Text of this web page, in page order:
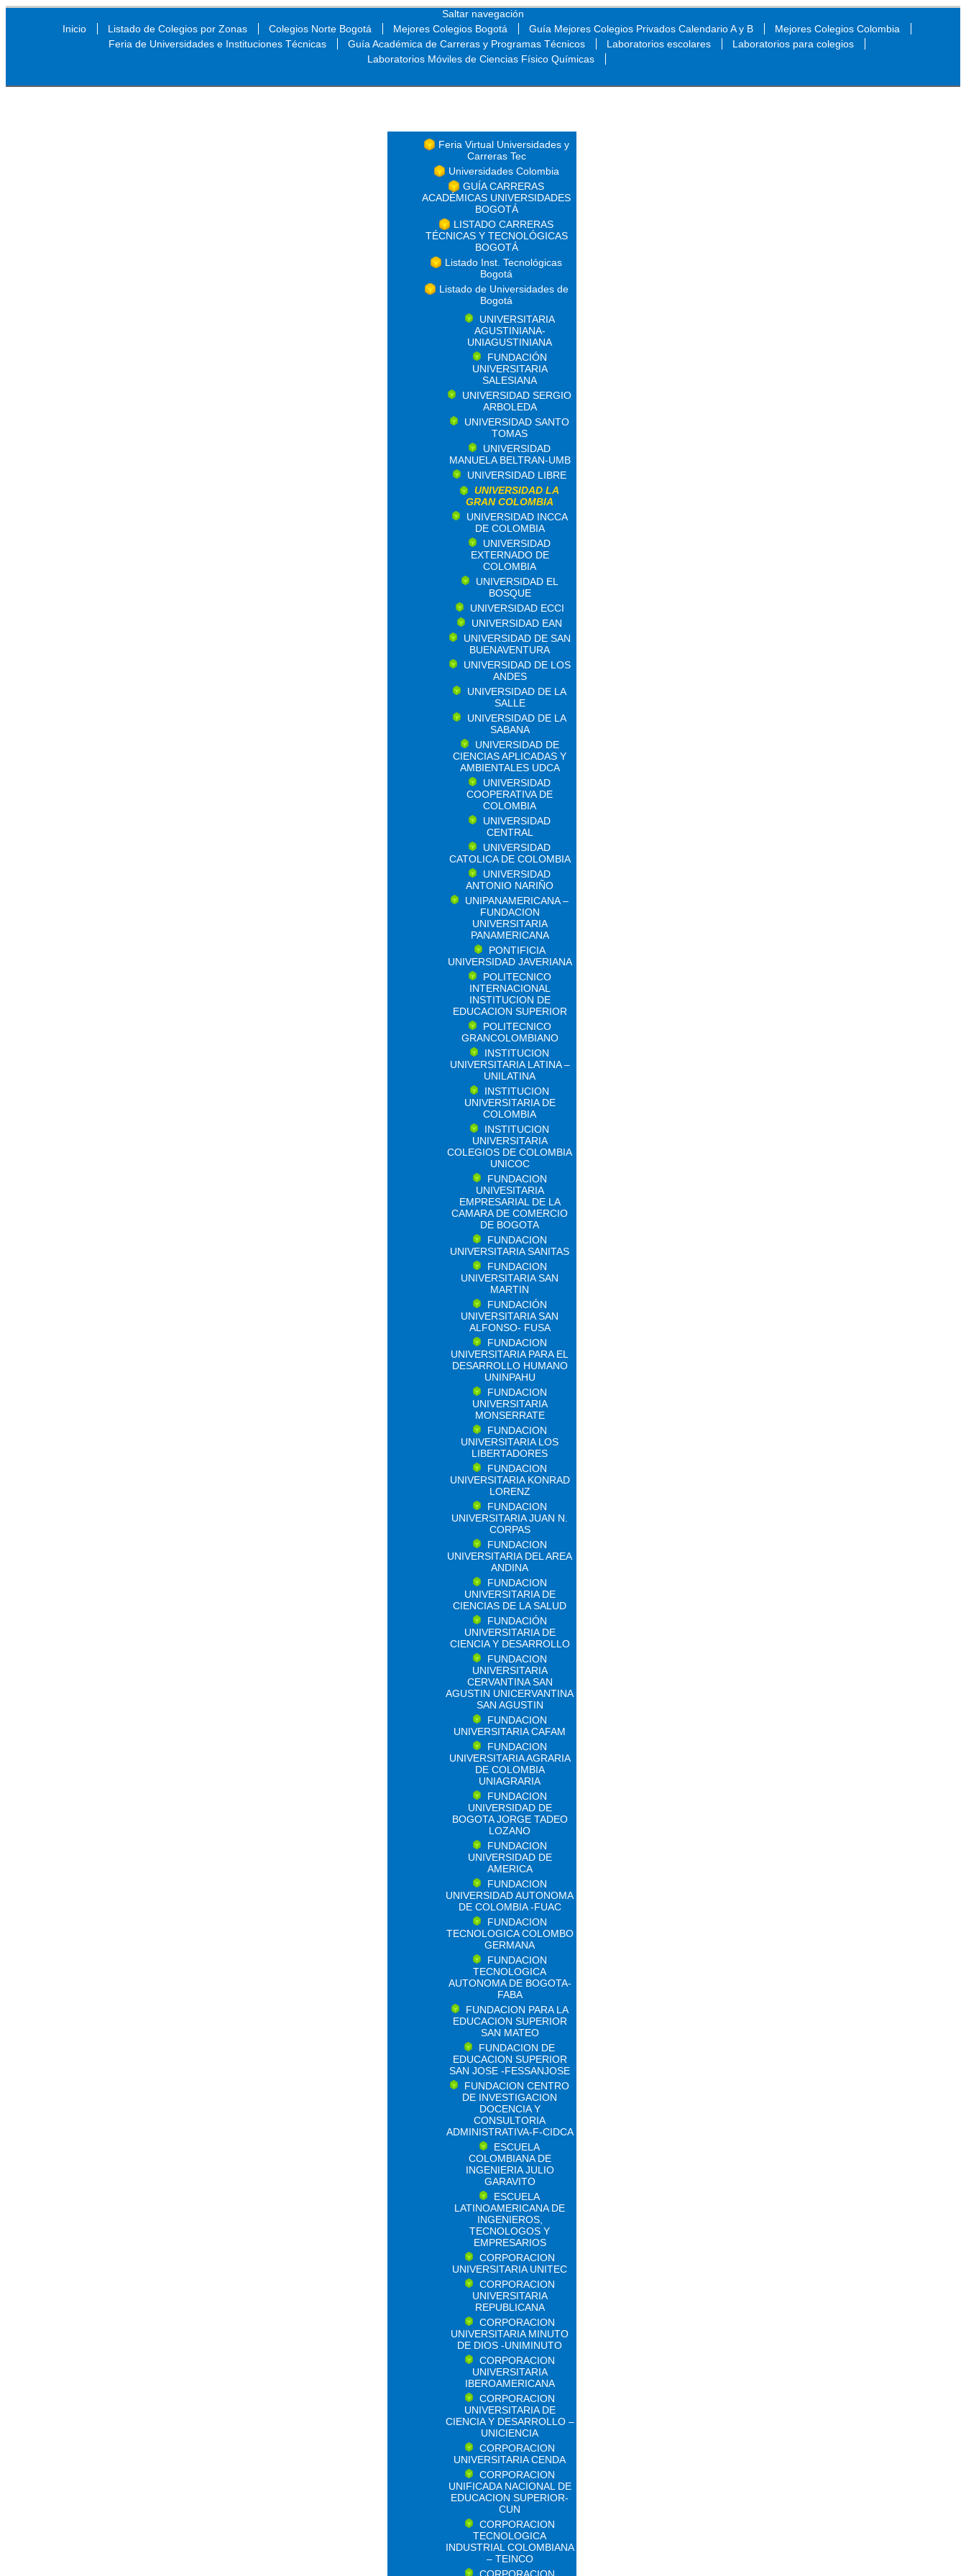
Saltar navegación
Inicio
Listado de Colegios por Zonas Colegios Norte Bogotá Mejores Colegios Bogotá Guía Mejores Colegios Privados Calendario A y B
Mejores Colegios Colombia
Feria de Universidades e Instituciones Técnicas
Guía Académica de Carreras y Programas Técnicos Laboratorios escolares
Laboratorios para colegios
Laboratorios Móviles de Ciencias Físico Químicas
Feria Virtual Universidades y
Carreras Tec
Universidades Colombia
GUÍA CARRERAS
ACADÉMICAS UNIVERSIDADES
BOGOTÁ
LISTADO CARRERAS
TÉCNICAS Y TECNOLÓGICAS
BOGOTÁ
Listado Inst. Tecnológicas
Bogotá
Listado de Universidades de
Bogotá
UNIVERSITARIA
AGUSTINIANA-
UNIAGUSTINIANA
FUNDACIÓN
UNIVERSITARIA
SALESIANA
UNIVERSIDAD SERGIO
ARBOLEDA
UNIVERSIDAD SANTO
TOMAS
UNIVERSIDAD
MANUELA BELTRAN-UMB
UNIVERSIDAD LIBRE
UNIVERSIDAD LA
GRAN COLOMBIA
UNIVERSIDAD INCCA
DE COLOMBIA
UNIVERSIDAD
EXTERNADO DE
COLOMBIA
UNIVERSIDAD EL
BOSQUE
UNIVERSIDAD ECCI
UNIVERSIDAD EAN
UNIVERSIDAD DE SAN
BUENAVENTURA
UNIVERSIDAD DE LOS
ANDES
UNIVERSIDAD DE LA
SALLE
UNIVERSIDAD DE LA
SABANA
UNIVERSIDAD DE
CIENCIAS APLICADAS Y
AMBIENTALES UDCA
UNIVERSIDAD
COOPERATIVA DE
COLOMBIA
UNIVERSIDAD
CENTRAL
UNIVERSIDAD
CATOLICA DE COLOMBIA
UNIVERSIDAD
ANTONIO NARIÑO
UNIPANAMERICANA –
FUNDACION
UNIVERSITARIA
PANAMERICANA
PONTIFICIA
UNIVERSIDAD JAVERIANA
POLITECNICO
INTERNACIONAL
INSTITUCION DE
EDUCACION SUPERIOR
POLITECNICO
GRANCOLOMBIANO
INSTITUCION
UNIVERSITARIA LATINA –
UNILATINA
INSTITUCION
UNIVERSITARIA DE
COLOMBIA
INSTITUCION
UNIVERSITARIA
COLEGIOS DE COLOMBIA
UNICOC
FUNDACION
UNIVESITARIA
EMPRESARIAL DE LA
CAMARA DE COMERCIO
DE BOGOTA
FUNDACION
UNIVERSITARIA SANITAS
FUNDACION
UNIVERSITARIA SAN
MARTIN
FUNDACIÓN
UNIVERSITARIA SAN
ALFONSO- FUSA
FUNDACION
UNIVERSITARIA PARA EL
DESARROLLO HUMANO
UNINPAHU
FUNDACION
UNIVERSITARIA
MONSERRATE
FUNDACION
UNIVERSITARIA LOS
LIBERTADORES
FUNDACION
UNIVERSITARIA KONRAD
LORENZ
FUNDACION
UNIVERSITARIA JUAN N.
CORPAS
FUNDACION
UNIVERSITARIA DEL AREA
ANDINA
FUNDACION
UNIVERSITARIA DE
CIENCIAS DE LA SALUD
FUNDACIÓN
UNIVERSITARIA DE
CIENCIA Y DESARROLLO
FUNDACION
UNIVERSITARIA
CERVANTINA SAN
AGUSTIN UNICERVANTINA
SAN AGUSTIN
FUNDACION
UNIVERSITARIA CAFAM
FUNDACION
UNIVERSITARIA AGRARIA
DE COLOMBIA
UNIAGRARIA
FUNDACION
UNIVERSIDAD DE
BOGOTA JORGE TADEO
LOZANO
FUNDACION
UNIVERSIDAD DE
AMERICA
FUNDACION
UNIVERSIDAD AUTONOMA
DE COLOMBIA -FUAC
FUNDACION
TECNOLOGICA COLOMBO
GERMANA
FUNDACION
TECNOLOGICA
AUTONOMA DE BOGOTA-
FABA
FUNDACION PARA LA
EDUCACION SUPERIOR
SAN MATEO
FUNDACION DE
EDUCACION SUPERIOR
SAN JOSE -FESSANJOSE
FUNDACION CENTRO
DE INVESTIGACION
DOCENCIA Y
CONSULTORIA
ADMINISTRATIVA-F-CIDCA
ESCUELA
COLOMBIANA DE
INGENIERIA JULIO
GARAVITO
ESCUELA
LATINOAMERICANA DE
INGENIEROS,
TECNOLOGOS Y
EMPRESARIOS
CORPORACION
UNIVERSITARIA UNITEC
CORPORACION
UNIVERSITARIA
REPUBLICANA
CORPORACION
UNIVERSITARIA MINUTO
DE DIOS -UNIMINUTO
CORPORACION
UNIVERSITARIA
IBEROAMERICANA
CORPORACION
UNIVERSITARIA DE
CIENCIA Y DESARROLLO –
UNICIENCIA
CORPORACION
UNIVERSITARIA CENDA
CORPORACION
UNIFICADA NACIONAL DE
EDUCACION SUPERIOR-
CUN
CORPORACION
TECNOLOGICA
INDUSTRIAL COLOMBIANA
– TEINCO